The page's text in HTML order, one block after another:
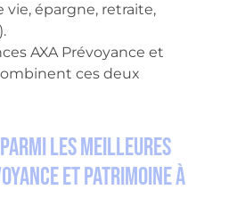
vie, épargne, retraite,
AXA Prévoyance et
ces deux
les meilleures
et Patrimoine à